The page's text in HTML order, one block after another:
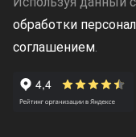
обработки
соглашением.